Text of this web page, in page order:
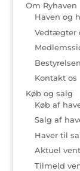
Om Ryhaven
Haven og
Vedtægter
Bestyrelsen
Kontakt os
Køb og salg
Køb af
Salg af
Haver til
Aktuel
Tilmeld